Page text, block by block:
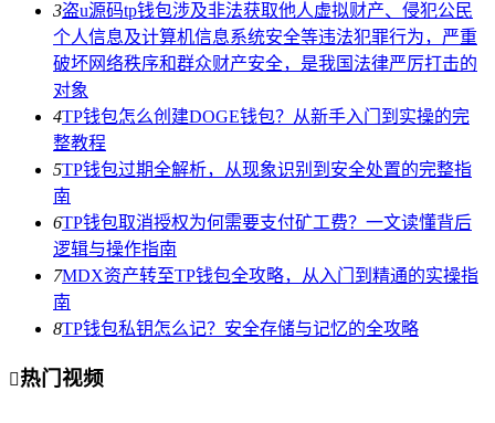
3盗u源码tp钱包涉及非法获取他人虚拟财产、侵犯公民
个人信息及计算机信息系统安全等违法犯罪行为，严重
破坏网络秩序和群众财产安全，是我国法律严厉打击的
对象
4TP钱包怎么创建DOGE钱包？从新手入门到实操的完
整教程
5TP钱包过期全解析，从现象识别到安全处置的完整指
南
6TP钱包取消授权为何需要支付矿工费？一文读懂背后
逻辑与操作指南
7MDX资产转至TP钱包全攻略，从入门到精通的实操指
南
8TP钱包私钥怎么记？安全存储与记忆的全攻略
热门视频